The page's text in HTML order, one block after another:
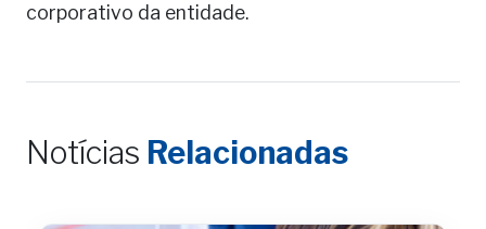
corporativo da entidade.
Notícias Relacionadas